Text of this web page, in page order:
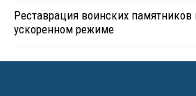
Реставрация воинских памятников
ускоренном режиме